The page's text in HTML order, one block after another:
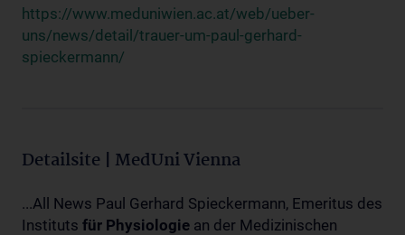
https://www.meduniwien.ac.at/web/ueber-
uns/news/detail/trauer-um-paul-gerhard-
spieckermann/
Detailsite | MedUni Vienna
...All News Paul Gerhard Spieckermann, Emeritus des
Instituts für Physiologie an der Medizinischen